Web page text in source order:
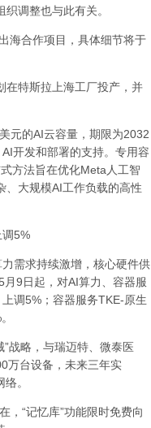
调整也与此有关。
海合作项目，具体细节将于
特斯拉上海工厂投产，并
元的AI云容量，期限为2032
开发和部署的支持。专用容
方法旨在优化Meta人工智
、大规模AI工作负载的高性
5%
需求持续激增，核心硬件供
9日起，对AI算力、容器服
调5%；容器服务TKE-原生
战略，与瑞迈特、微泰医
万台设备，未来三年实
。
“记忆库”功能限时免费向